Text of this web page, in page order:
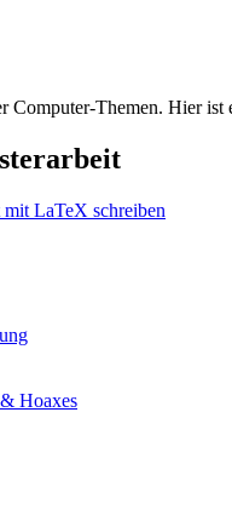
Computer-Themen. Hier ist
LaTeX schreiben
Hoaxes